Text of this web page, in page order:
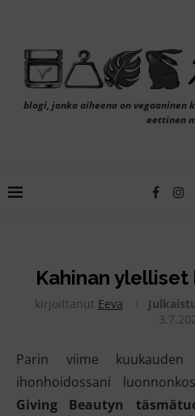
blogi, jonka aiheena on vegaaninen
eettinen
Kahinan
kirjoittanut Eeva
Parin viime
ihonhoidossani
Giving Beautyn